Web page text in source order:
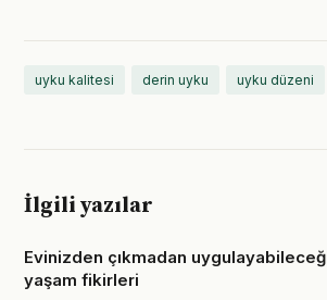
uyku kalitesi derin uyku uyku düzeni
İlgili yazılar
Evinizden çıkmadan
yaşam fikirleri